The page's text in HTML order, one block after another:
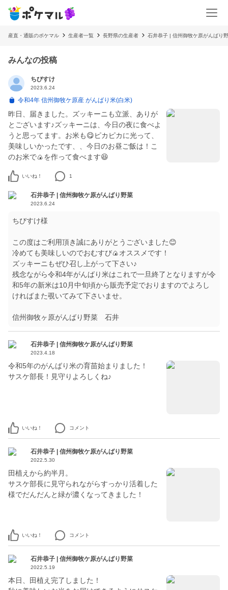
産直・通販のポケマル 生産者一覧 長野県の生産者 石井恭子 | 信州御牧ケ原がんばり
みんなの投稿
ちびすけ
2023.6.24
令和4年 信州御牧ケ原産 がんばり米(白米)
昨日、届きました。ズッキーニも立派、ありが
とございます♪ズッキーニは、今日の夜に食べよ
うと思ってます。お米も😋ピカピカに光って、
美味しいかったです、、今日のお昼ご飯は！こ
のお米で🍙を作って食べます😆
いいね！ 1
石井恭子 | 信州御牧ケ原がんばり野菜
2023.6.24
ちびすけ様
この度はご利用頂き誠にありがとうございました😊
冷めても美味しいのでおむすび🍙オススメです！
ズッキーニもぜひ召し上がって下さい♪
残念ながら令和4年がんばり米はこれで一旦終了となりますが令
和5年の新米は10月中旬頃から販売予定でおりますのでよろし
ければまた覗いてみて下さいませ。
信州御牧ヶ原がんばり野菜 石井
石井恭子 | 信州御牧ケ原がんばり野菜
2023.4.18
令和5年のがんばり米の育苗始まりました！
サスケ部長！見守りよろしくね♪
いいね！ コメント
石井恭子 | 信州御牧ケ原がんばり野菜
2022.5.30
田植えから約半月。
サスケ部長に見守られながらすっかり活着した
様でだんだんと緑が濃くなってきました！
いいね！ コメント
石井恭子 | 信州御牧ケ原がんばり野菜
2022.5.19
本日、田植え完了しました！